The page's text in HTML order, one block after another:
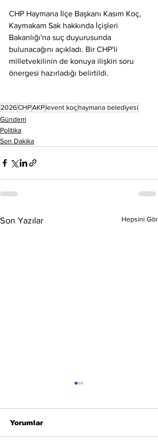
CHP Haymana İlçe Başkanı Kasım Koç,
Kaymakam Sak hakkında İçişleri
Bakanlığı'na suç duyurusunda
bulunacağını açıkladı. Bir CHP'li
milletvekilinin de konuya ilişkin soru
önergesi hazırladığı belirtildi.
2026CHPAKPlevent koçhaymana belediyesi
Gündem
Politika
Son Dakika
Son Yazılar Hepsini Gör
Yorumlar